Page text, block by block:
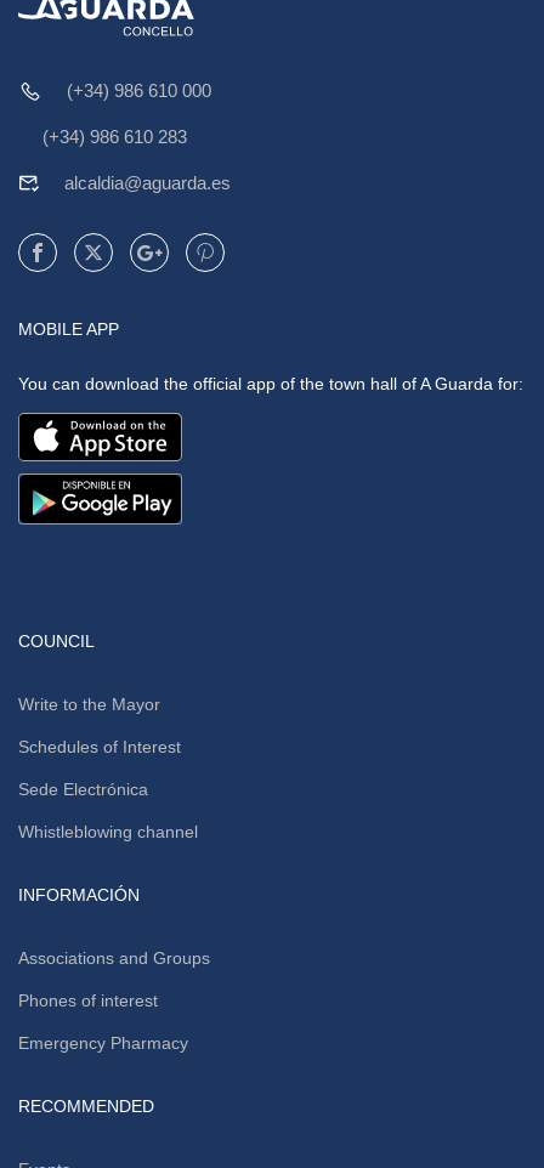
(+34) 986 610 000
(+34) 986 610 283
alcaldia@aguarda.es
MOBILE APP
You can download the official app of the town hall of A Guarda for:
COUNCIL
Write to the Mayor
Schedules of Interest
Sede Electrónica
Whistleblowing channel
INFORMACIÓN
Associations and Groups
Phones of interest
Emergency Pharmacy
RECOMMENDED